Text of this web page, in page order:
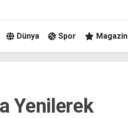
Dünya Spor Magazin
Yenilerek